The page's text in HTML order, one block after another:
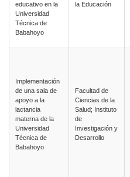
educativo en la
Universidad
Técnica de
Babahoyo
la Educación
Implementación
de una sala de
apoyo a la
lactancia
materna de la
Universidad
Técnica de
Babahoyo
Facultad de
Ciencias de la
Salud; Instituto
de
Investigación y
Desarrollo